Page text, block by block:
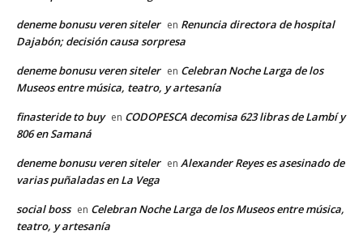
deneme bonusu veren siteler en Renuncia directora de hospital
Dajabón; decisión causa sorpresa
deneme bonusu veren siteler en Celebran Noche Larga de los
Museos entre música, teatro, y artesanía
finasteride to buy en CODOPESCA decomisa 623 libras de Lambí y
806 en Samaná
deneme bonusu veren siteler en Alexander Reyes es asesinado de
varias puñaladas en La Vega
social boss en Celebran Noche Larga de los Museos entre música,
teatro, y artesanía